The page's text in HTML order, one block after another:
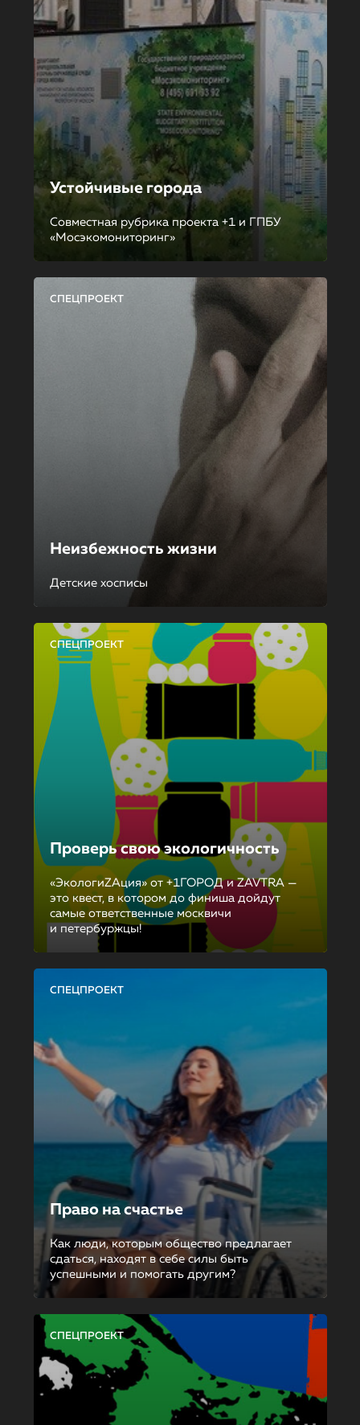
Устойчивые города
Совместная рубрика проекта +1 и ГПБУ
«Мосэкомониторинг»
СПЕЦПРОЕКТ
Неизбежность жизни
Детские хосписы
СПЕЦПРОЕКТ
Проверь свою экологичность
«ЭкологиZAция» от +1ГОРОД и ZAVTRA —
это квест, в котором до финиша дойдут
самые ответственные москвичи
и петербуржцы!
СПЕЦПРОЕКТ
Право на счастье
Как люди, которым общество предлагает
сдаться, находят в себе силы быть
успешными и помогать другим?
СПЕЦПРОЕКТ